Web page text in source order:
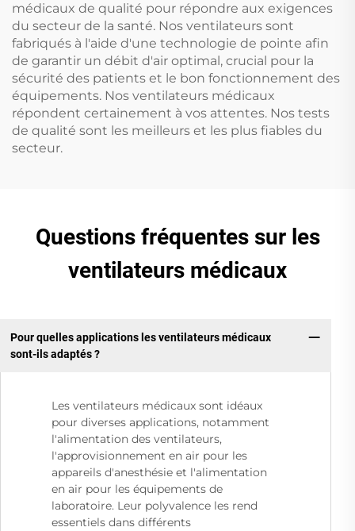
médicaux de qualité pour répondre aux exigences
du secteur de la santé. Nos ventilateurs sont
fabriqués à l'aide d'une technologie de pointe afin
de garantir un débit d'air optimal, crucial pour la
sécurité des patients et le bon fonctionnement des
équipements. Nos ventilateurs médicaux
répondent certainement à vos attentes. Nos tests
de qualité sont les meilleurs et les plus fiables du
secteur.
Questions fréquentes sur les
ventilateurs médicaux
Pour quelles applications les ventilateurs médicaux
sont-ils adaptés ?
Les ventilateurs médicaux sont idéaux
pour diverses applications, notamment
l'alimentation des ventilateurs,
l'approvisionnement en air pour les
appareils d'anesthésie et l'alimentation
en air pour les équipements de
laboratoire. Leur polyvalence les rend
essentiels dans différents